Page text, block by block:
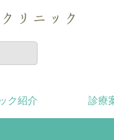
ク紹介 診療